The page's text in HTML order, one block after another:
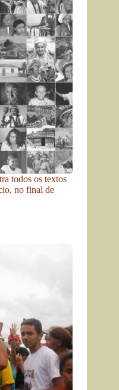
todos os textos
no final de